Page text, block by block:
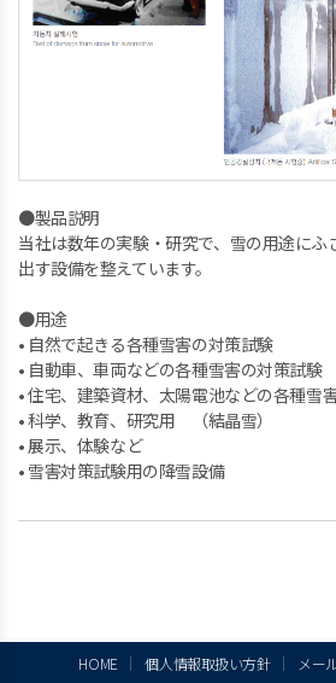
●製品説明
当社は数年の実験・研究で、雪の用途にふ
出す設備を整えています。
●用途
• 自然で起きる各種雪害の対策試験
• 自動車、車両などの各種雪害の対策試験
• 住宅、建築資材、太陽電池などの各種雪
• 科学、教育、研究用 （結晶雪）
• 展示、体験など
• 雪害対策試験用の降雪設備
HOME 個人情報取扱い方針 メー